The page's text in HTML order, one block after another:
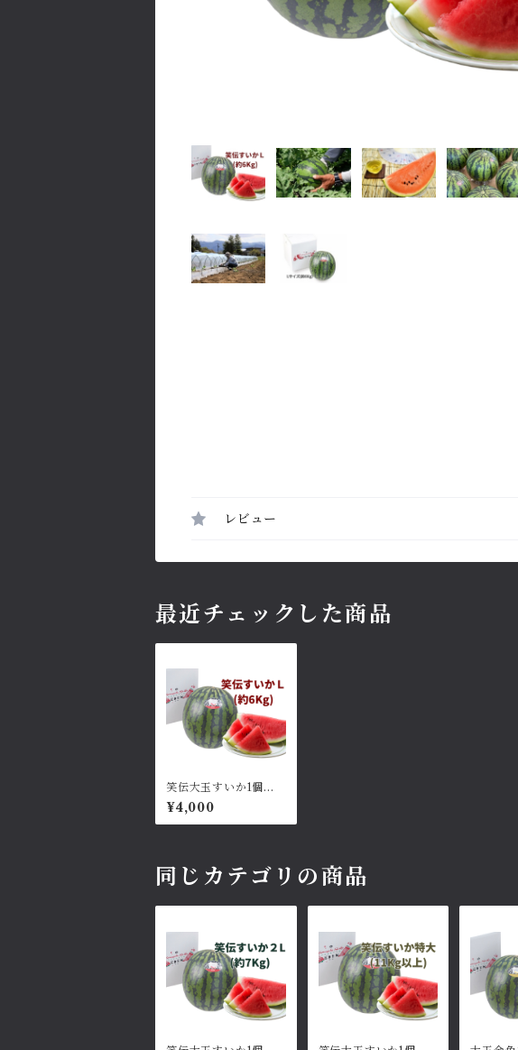
レビュー
最近チェックした商品
笑伝大玉すいか1個：L
サイズ約6kg
¥4,000
同じカテゴリの商品